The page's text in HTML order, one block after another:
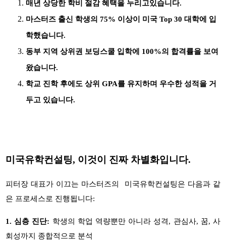
매년 상당한 학비 절감 혜택을 누리고있습니다.
마스터즈 출신 학생의 75% 이상이 미국 Top 30 대학에 입
학했습니다.
동부 지역 상위권 보딩스쿨 입학에 100%의 합격률을 보여
왔습니다.
학교 진학 후에도 상위 GPA를 유지하며 우수한 성적을 거
두고 있습니다.
미국유학컨설팅, 이것이 진짜 차별화입니다.
피터장 대표가 이끄는 마스터즈의
미국유학컨설팅은 다음과 같
은 프로세스로 진행됩니다:
1. 심층 진단: 학생의 학업 역량뿐만 아니라 성격, 관심사, 꿈,사
회성까지 종합적으로 분석